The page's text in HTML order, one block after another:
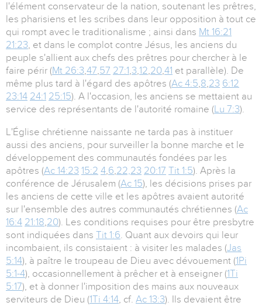
l'élément conservateur de la nation, soutenant les prêtres,
les pharisiens et les scribes dans leur opposition à tout ce
qui rompt avec le traditionalisme ; ainsi dans Mt 16:21
21:23, et dans le complot contre Jésus, les anciens du
peuple s'allient aux chefs des prêtres pour chercher à le
faire périr (Mt 26:3,47,57 27:1,3,12,20,41 et parallèle). De
même plus tard à l'égard des apôtres (Ac 4:5,8,23 6:12
23:14 24:1 25:15). A l'occasion, les anciens se mettaient au
service des représentants de l'autorité romaine (Lu 7:3).
L'Église chrétienne naissante ne tarda pas à instituer
aussi des anciens, pour surveiller la bonne marche et le
développement des communautés fondées par les
apôtres (Ac 14:23 15:2 4,6,22,23 20:17 Tit 1:5). Après la
conférence de Jérusalem (Ac 15), les décisions prises par
les anciens de cette ville et les apôtres avaient autorité
sur l'ensemble des autres communautés chrétiennes (Ac
16:4 21:18,20). Les conditions requises pour être presbytre
sont indiquées dans Tit 1:6. Quant aux devoirs qui leur
incombaient, ils consistaient : à visiter les malades (Jas
5:14), à paître le troupeau de Dieu avec dévouement (1Pi
5:1-4), occasionnellement à prêcher et à enseigner (1Ti
5:17), et à donner l'imposition des mains aux nouveaux
serviteurs de Dieu (1Ti 4:14, cf. Ac 13:3). Ils devaient être